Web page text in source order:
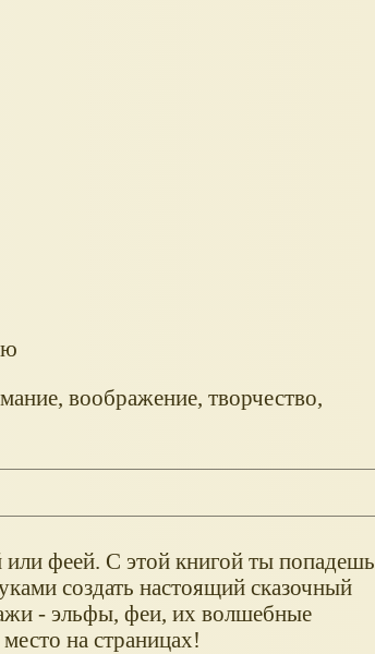
воображение, творчество,
или феей. С этой книгой ты попадешь
создать настоящий сказочный
- эльфы, феи, их волшебные
на страницах!